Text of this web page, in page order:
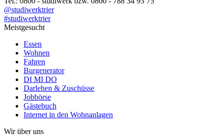
@studiwerktrier
#studiwerktrier
Meistgesucht
Essen
Wohnen
Fahren
Burgenerator
DI MI DO
Darlehen & Zuschüsse
Jobbörse
Gästebuch
Internet in den Wohnanlagen
Wir über uns